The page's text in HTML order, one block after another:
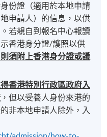
份證（適用於本地申請
申請人）的信息，以供
若親自到報名中心報讀
香港身分證/護照以供
須附上香港身分證或護
香港特別行政區政府入
，但以受養人身份來港的
非本地申請人除外，入